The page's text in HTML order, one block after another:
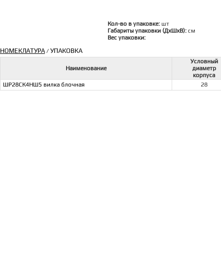
Кол-во в упаковке: шт
Габариты упаковки (ДхШхВ): см
Вес упаковки:
НОМЕКЛАТУРА/ УПАКОВКА
Наименование
Условный
диаметр
корпуса
ШР28СК4НШ5 вилка блочная
28